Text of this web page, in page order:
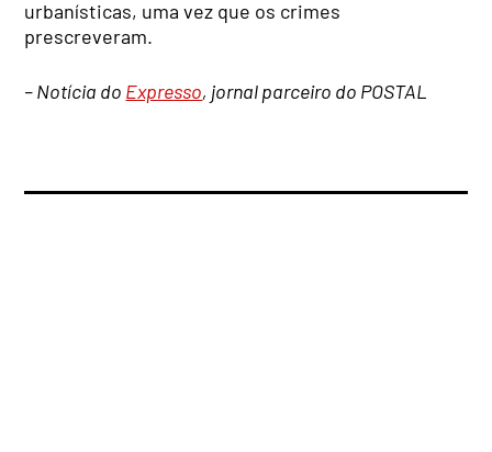
urbanísticas, uma vez que os crimes
prescreveram.
– Notícia do Expresso, jornal parceiro do POSTAL